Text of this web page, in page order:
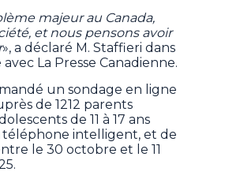
majeur au Canada,
et nous pensons avoir
», a déclaré M. Staffieri dans
La Presse Canadienne.
un sondage en ligne
de 1212 parents
de 11 à 17 ans
téléphone intelligent, et de
le 30 octobre et le 11